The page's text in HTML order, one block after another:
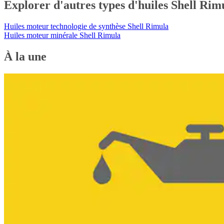
Explorer d'autres types d'huiles Shell
Huiles moteur technologie de synthèse Shell Rimula
Huiles moteur minérale Shell Rimula
À la une